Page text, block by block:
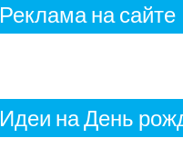
Реклама на сайте
Идеи на День